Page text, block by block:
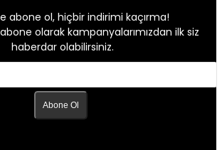
abone ol, hiçbir indirimi kaçırma!
olarak kampanyalarımızdan ilk siz
haberdar olabilirsiniz.
Abone Ol